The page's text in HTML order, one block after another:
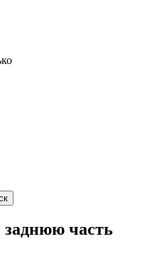
часть